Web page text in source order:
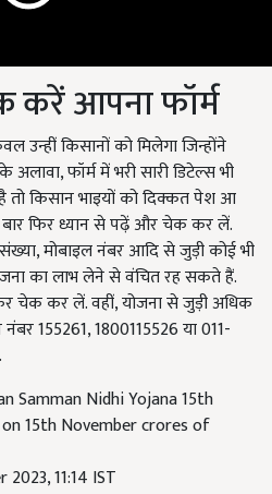
करें आपना फॉर्म
उन्हीं किसानों को मिलेगा जिन्होंने
अलावा, फॉर्म में भरी सारी डिटेल्स भी
तो किसान भाइयों को दिक्कत पेश आ
फिर ध्यान से पढ़ें और चेक कर लें.
मोबाइल नंबर आदि से जुड़ी कोई भी
का लाभ लेने से वंचित रह सकते हैं.
चेक कर लें. वहीं, योजना से जुड़ी अधिक
155261, 1800115526 या 011-
Samman Nidhi Yojana 15th
15th November crores of
11:14 IST